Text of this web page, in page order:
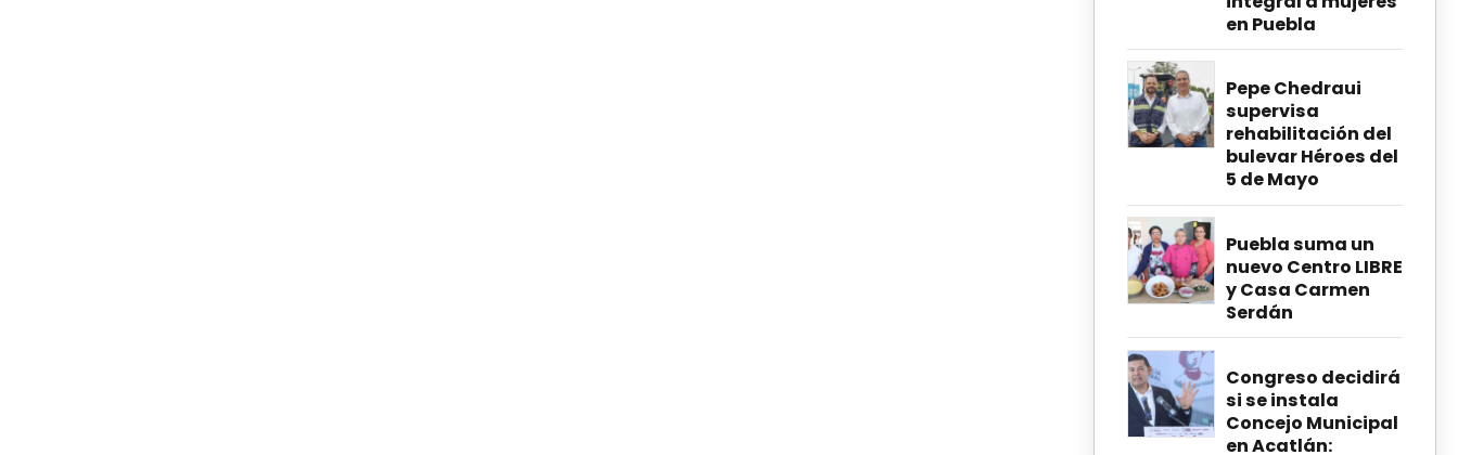
en Puebla
Pepe Chedraui
supervisa
rehabilitación del
bulevar Héroes del
5 de Mayo
Puebla suma un
nuevo Centro LIBRE
y Casa Carmen
Serdán
Congreso decidirá
si se instala
Concejo Municipal
en Acatlán: